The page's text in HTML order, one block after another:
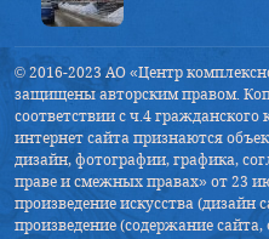
© 2016-2023 АО «Центр
защищены авторским правом.
соответствии с ч.4
интернет сайта признаются
дизайн, фотографии, графика,
праве и смежных правах» от 23
произведение искусства (дизайн
произведение (содержание сайта,